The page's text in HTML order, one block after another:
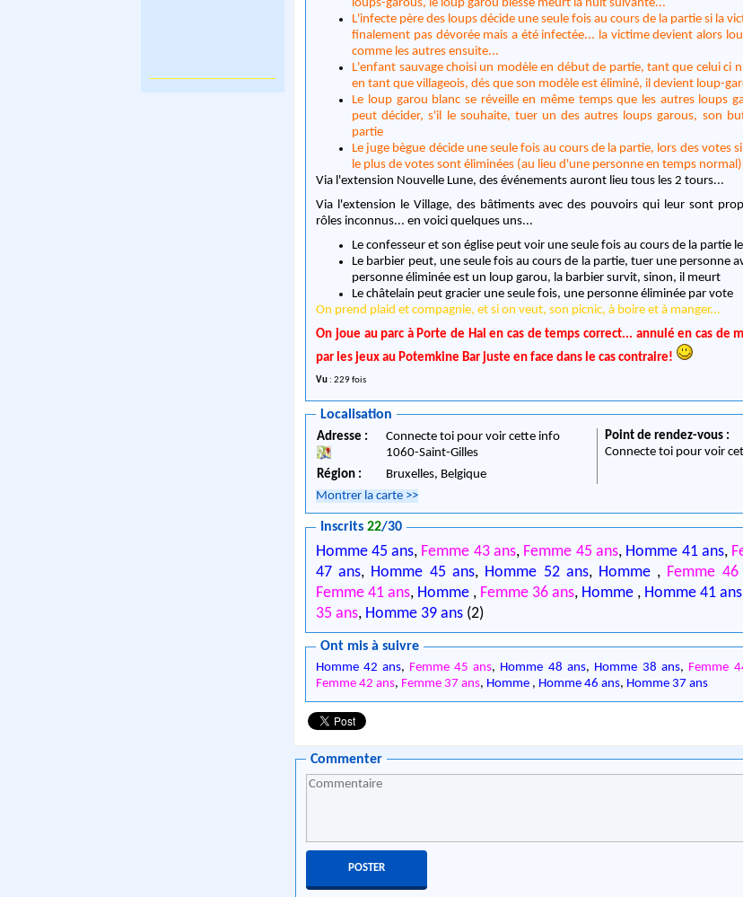
loups-garous, le loup garou blessé meurt la nuit suivante...
L'infecte père des loups décide une seule fois au cours de la partie si la
finalement pas dévorée mais a été infectée... la victime devient alors
comme les autres ensuite...
L'enfant sauvage choisi un modèle en début de partie, tant que celui ci
en tant que villageois, dés que son modèle est éliminé, il devient loup-
Le loup garou blanc se réveille en même temps que les autres loups
peut décider, s'il le souhaite, tuer un des autres loups garous, son
partie
Le juge bègue décide une seule fois au cours de la partie, lors des votes
le plus de votes sont éliminées (au lieu d'une personne en temps normal)
Via l'extension Nouvelle Lune, des événements auront lieu tous les 2 tours...
Via l'extension le Village, des bâtiments avec des pouvoirs qui leur sont
rôles inconnus... en voici quelques uns...
Le confesseur et son église peut voir une seule fois au cours de la partie
Le barbier peut, une seule fois au cours de la partie, tuer une personne
personne éliminée est un loup garou, la barbier survit, sinon, il meurt
Le châtelain peut gracier une seule fois, une personne éliminée par vote
On prend plaid et compagnie, et si on veut, son picnic, à boire et à manger...
On joue au parc à Porte de Hal en cas de temps correct... annulé en cas de
par les jeux au Potemkine Bar juste en face dans le cas contraire!
Vu : 229 fois
Localisation
Adresse :
Connecte toi pour voir cette info
1060-Saint-Gilles
Région :
Bruxelles, Belgique
Point de rendez-vous :
Connecte toi pour voir
Montrer la carte >>
Inscrits22/30
Homme 45 ans, Femme 43 ans, Femme 45 ans, Homme 41 ans,
47 ans, Homme 45 ans, Homme 52 ans, Homme , Femme
Femme 41 ans, Homme , Femme 36 ans, Homme , Homme 41 ans
35 ans, Homme 39 ans (2)
Ont mis à suivre
Homme 42 ans, Femme 45 ans, Homme 48 ans, Homme 38 ans, Femme
Femme 42 ans, Femme 37 ans, Homme , Homme 46 ans, Homme 37 ans
Commenter